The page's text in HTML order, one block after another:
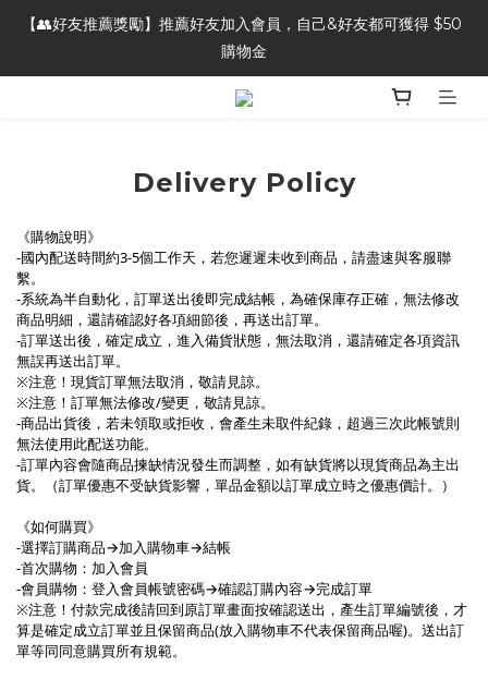
【🎁新會員好禮】 註冊加入會員 立即領 $100 購物金
【👥好友推薦獎勵】推薦好友加入會員，自己&好友都可獲得 $50
購物金
【🎁新會員好禮】 註冊加入會員 立即領 $100 購物金
Delivery Policy
《購物說明》
-國內配送時間約3-5個工作天，若您遲遲未收到商品，請盡速與客服聯
繫。
-系統為半自動化，訂單送出後即完成結帳，為確保庫存正確，無法修改
商品明細，還請確認好各項細節後，再送出訂單。
-訂單送出後，確定成立，進入備貨狀態，無法取消，還請確定各項資訊
無誤再送出訂單。
※注意！現貨訂單無法取消，敬請見諒。
※注意！訂單無法修改/變更，敬請見諒。
-商品出貨後，若未領取或拒收，會產生未取件紀錄，超過三次此帳號則
無法使用此配送功能。
-訂單內容會隨商品揀缺情況發生而調整，如有缺貨將以現貨商品為主出
貨。（訂單優惠不受缺貨影響，單品金額以訂單成立時之優惠價計。）
《如何購買》
-選擇訂購商品→加入購物車→結帳
-首次購物：加入會員
-會員購物：登入會員帳號密碼→確認訂購內容→完成訂單
※注意！付款完成後請回到原訂單畫面按確認送出，產生訂單編號後，才
算是確定成立訂單並且保留商品(放入購物車不代表保留商品喔)。送出訂
單等同同意購買所有規範。